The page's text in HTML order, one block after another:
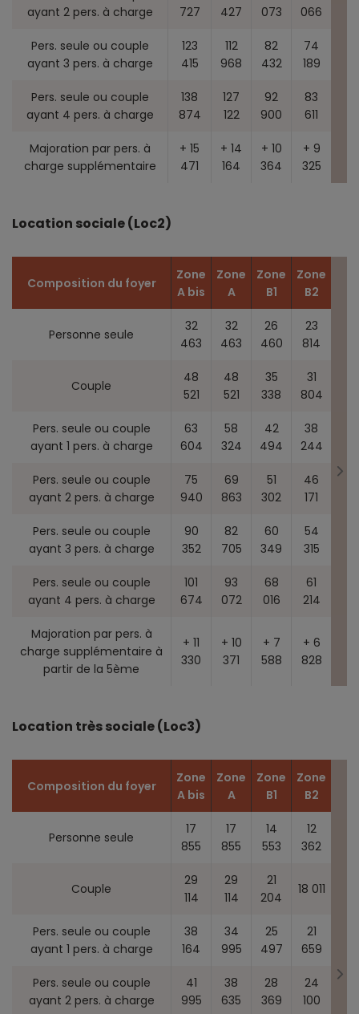
ayant 2 pers. à charge
727
427
073
066
Pers. seule ou couple
ayant 3 pers. à charge
123
415
112
968
82
432
74
189
Pers. seule ou couple
ayant 4 pers. à charge
138
874
127
122
92
900
83
611
Majoration par pers. à
charge supplémentaire
+ 15
471
+ 14
164
+ 10
364
+ 9
325
Location sociale (Loc2)
Composition du foyer
Zone
A bis
Zone
A
Zone
B1
Zone
B2
Personne seule
32
463
32
463
26
460
23
814
Couple
48
521
48
521
35
338
31
804
Pers. seule ou couple
ayant 1 pers. à charge
63
604
58
324
42
494
38
244
Pers. seule ou couple
ayant 2 pers. à charge
75
940
69
863
51
302
46
171
Pers. seule ou couple
ayant 3 pers. à charge
90
352
82
705
60
349
54
315
Pers. seule ou couple
ayant 4 pers. à charge
101
674
93
072
68
016
61
214
Majoration par pers. à
charge supplémentaire à
partir de la 5ème
+ 11
330
+ 10
371
+ 7
588
+ 6
828
Location très sociale (Loc3)
Composition du foyer
Zone
A bis
Zone
A
Zone
B1
Zone
B2
Personne seule
17
855
17
855
14
553
12
362
Couple
29
114
29
114
21
204
18 011
Pers. seule ou couple
ayant 1 pers. à charge
38
164
34
995
25
497
21
659
Pers. seule ou couple
ayant 2 pers. à charge
41
995
38
635
28
369
24
100